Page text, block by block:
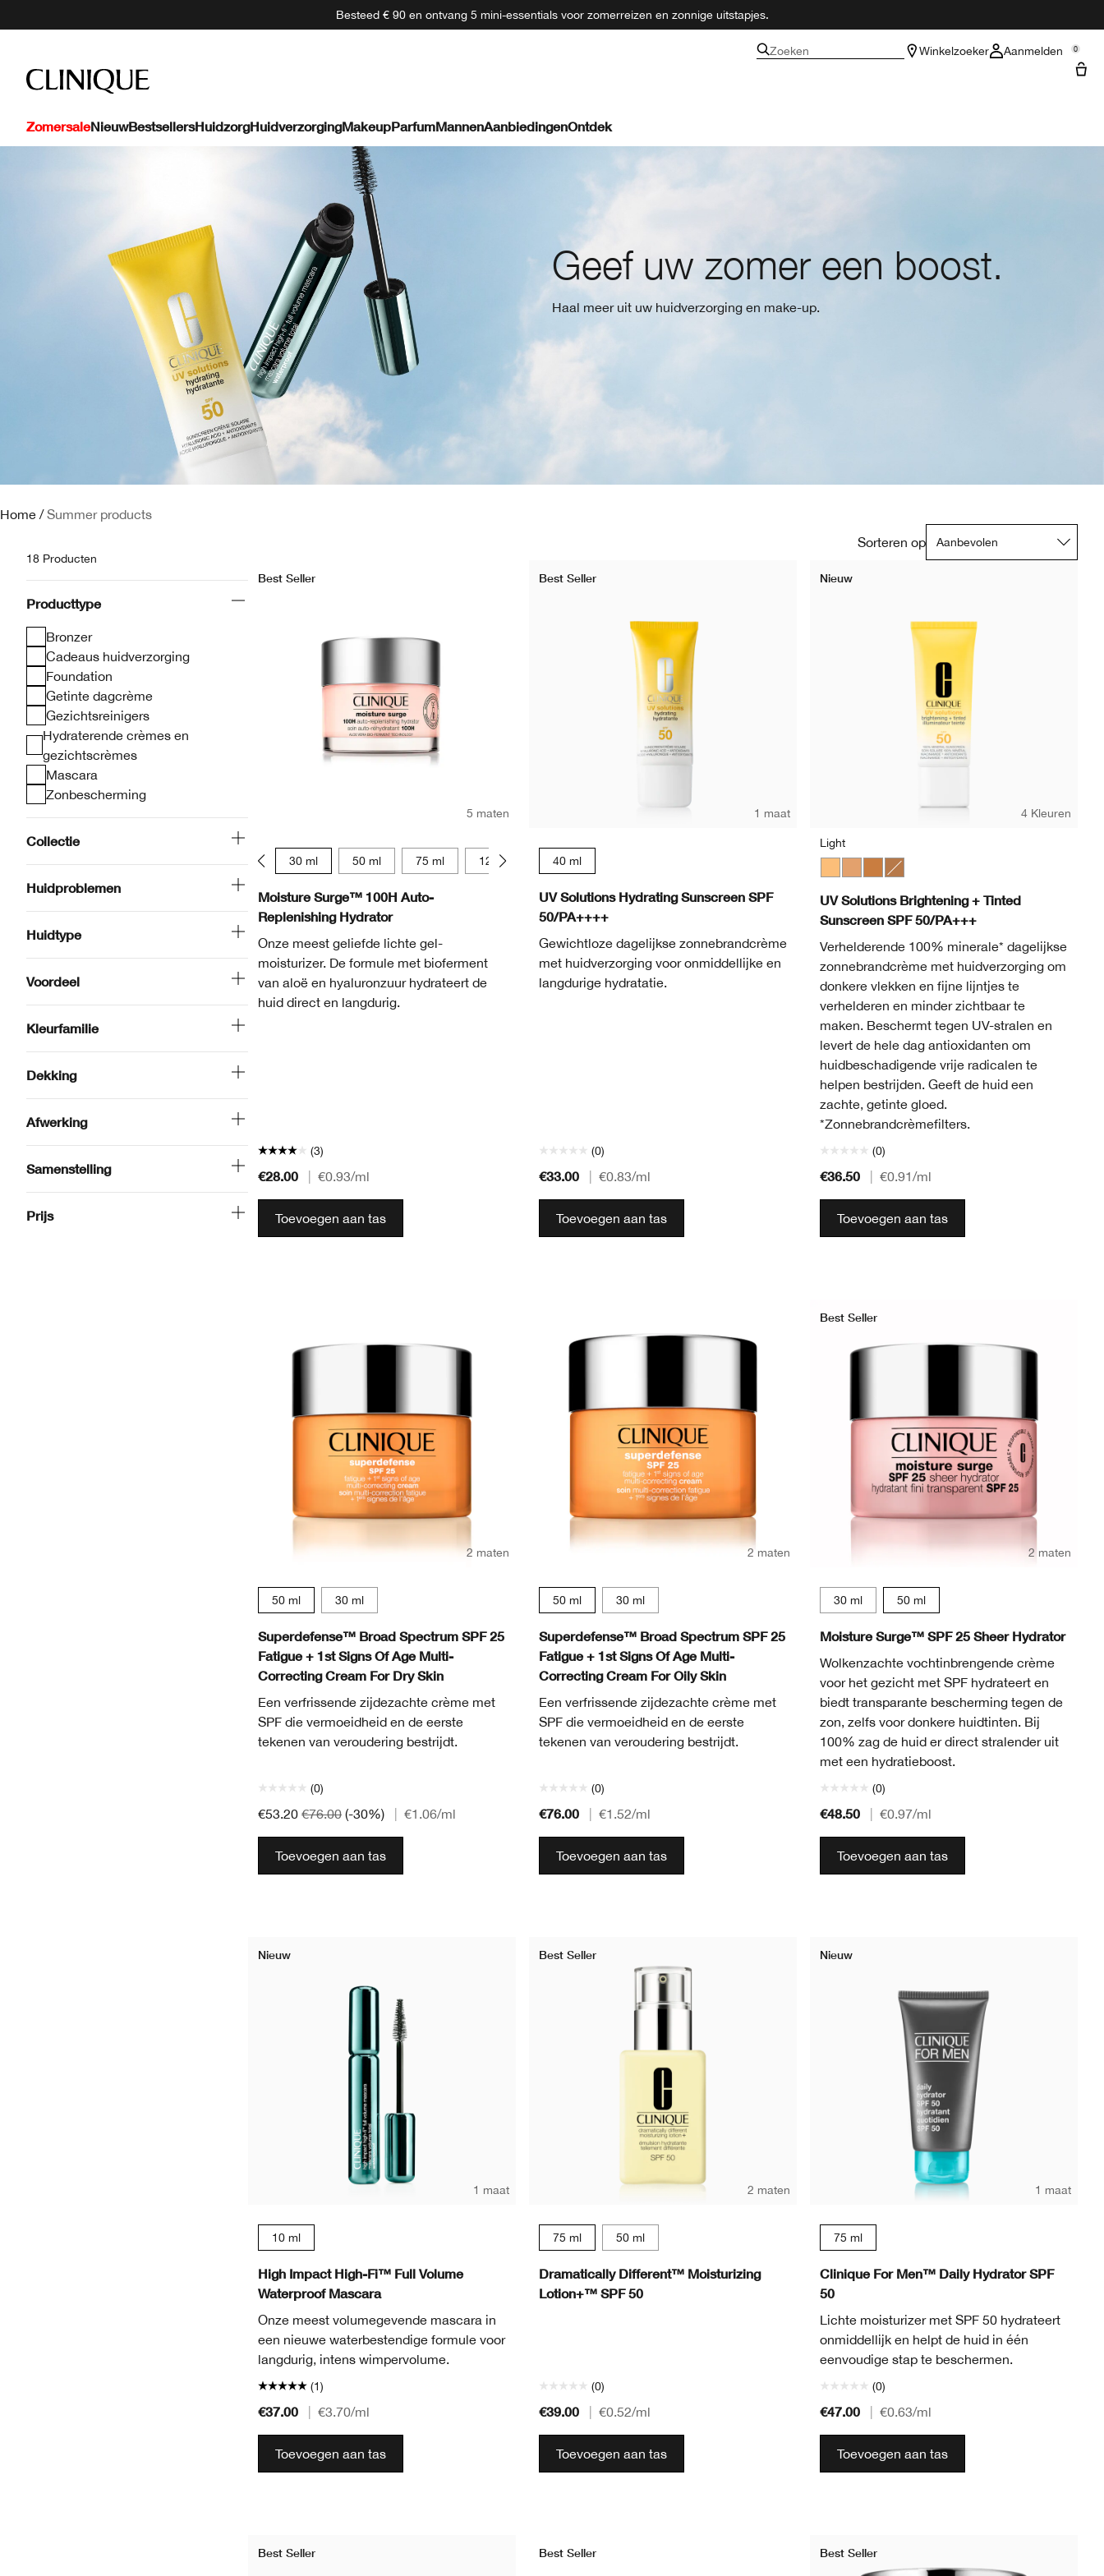
Besteed € 90 en ontvang 5 mini-essentials voor zomerreizen en zonnige uitstapjes.
Zoeken Winkelzoeker Aanmelden 0
ZomersaleNieuwBestsellersHuidzorgHuidverzorgingMakeupParfumMannenAanbiedingenOntdek
Geef uw zomer een boost.
Haal meer uit uw huidverzorging en make-up.
Home / Summer products
18 Producten
Producttype
Bronzer
Cadeaus huidverzorging
Foundation
Getinte dagcrème
Gezichtsreinigers
Hydraterende crèmes en
gezichtscrèmes
Mascara
Zonbescherming
Collectie
Huidproblemen
Huidtype
Voordeel
Kleurfamilie
Dekking
Afwerking
Samenstelling
Prijs
Sorteren op
Best Seller
5 maten
15 ml 30 ml 50 ml 75 ml 125 ml
Moisture Surge™ 100H Auto-
Replenishing Hydrator
Onze meest geliefde lichte gel-
moisturizer. De formule met bioferment
van aloë en hyaluronzuur hydrateert de
huid direct en langdurig.
(3)
€28.00 €0.93/ml
Toevoegen aan tas
Best Seller
1 maat
40 ml
UV Solutions Hydrating Sunscreen SPF
50/PA++++
Gewichtloze dagelijkse zonnebrandcrème
met huidverzorging voor onmiddellijke en
langdurige hydratatie.
(0)
€33.00 €0.83/ml
Toevoegen aan tas
Nieuw
4 Kleuren
Light
UV Solutions Brightening + Tinted
Sunscreen SPF 50/PA+++
Verhelderende 100% minerale* dagelijkse
zonnebrandcrème met huidverzorging om
donkere vlekken en fijne lijntjes te
verhelderen en minder zichtbaar te
maken. Beschermt tegen UV-stralen en
levert de hele dag antioxidanten om
huidbeschadigende vrije radicalen te
helpen bestrijden. Geeft de huid een
zachte, getinte gloed.
*Zonnebrandcrèmefilters.
(0)
€36.50 €0.91/ml
Toevoegen aan tas
2 maten
50 ml 30 ml
Superdefense™ Broad Spectrum SPF 25
Fatigue + 1st Signs Of Age Multi-
Correcting Cream For Dry Skin
Een verfrissende zijdezachte crème met
SPF die vermoeidheid en de eerste
tekenen van veroudering bestrijdt.
(0)
€53.20 €76.00 (-30%) €1.06/ml
Toevoegen aan tas
2 maten
50 ml 30 ml
Superdefense™ Broad Spectrum SPF 25
Fatigue + 1st Signs Of Age Multi-
Correcting Cream For Oily Skin
Een verfrissende zijdezachte crème met
SPF die vermoeidheid en de eerste
tekenen van veroudering bestrijdt.
(0)
€76.00 €1.52/ml
Toevoegen aan tas
Best Seller
2 maten
30 ml 50 ml
Moisture Surge™ SPF 25 Sheer Hydrator
Wolkenzachte vochtinbrengende crème
voor het gezicht met SPF hydrateert en
biedt transparante bescherming tegen de
zon, zelfs voor donkere huidtinten. Bij
100% zag de huid er direct stralender uit
met een hydratieboost.
(0)
€48.50 €0.97/ml
Toevoegen aan tas
Nieuw
1 maat
10 ml
High Impact High-Fi™ Full Volume
Waterproof Mascara
Onze meest volumegevende mascara in
een nieuwe waterbestendige formule voor
langdurig, intens wimpervolume.
(1)
€37.00 €3.70/ml
Toevoegen aan tas
Best Seller
2 maten
75 ml 50 ml
Dramatically Different™ Moisturizing
Lotion+™ SPF 50
(0)
€39.00 €0.52/ml
Toevoegen aan tas
Nieuw
1 maat
75 ml
Clinique For Men™ Daily Hydrator SPF
50
Lichte moisturizer met SPF 50 hydrateert
onmiddellijk en helpt de huid in één
eenvoudige stap te beschermen.
(0)
€47.00 €0.63/ml
Toevoegen aan tas
Best Seller Best Seller Best Seller